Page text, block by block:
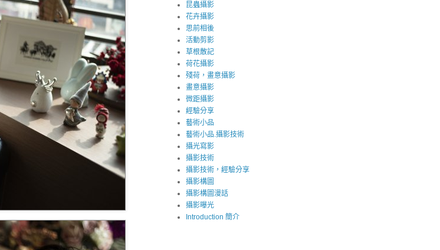
昆蟲攝影
花卉攝影
思前相後
活動剪影
草根散記
荷花攝影
殘荷，畫意攝影
畫意攝影
微距攝影
經驗分享
藝術小品
藝術小品.攝影技術
攝光寫影
攝影技術
攝影技術，經驗分享
攝影構圖
攝影構圖漫話
攝影曝光
Introduction 簡介